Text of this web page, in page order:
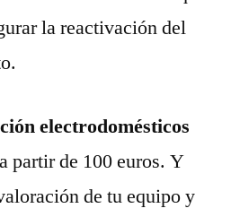
la reactivación del
electrodomésticos
a partir de 100 euros. Y
de tu equipo y